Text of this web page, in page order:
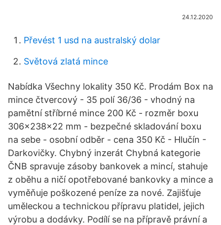
24.12.2020
Převést 1 usd na australský dolar
Světová zlatá mince
Nabídka Všechny lokality 350 Kč. Prodám Box na
mince čtvercový - 35 polí 36/36 - vhodný na
pamětní stříbrné mince 200 Kč - rozměr boxu
306x238x22 mm - bezpečné skladování boxu
na sebe - osobní odběr - cena 350 Kč - Hlučín -
Darkovičky. Chybný inzerát Chybná kategorie
ČNB spravuje zásoby bankovek a mincí, stahuje
z oběhu a ničí opotřebované bankovky a mince a
vyměňuje poškozené peníze za nové. Zajišťuje
uměleckou a technickou přípravu platidel, jejich
výrobu a dodávky. Podílí se na přípravě právní a